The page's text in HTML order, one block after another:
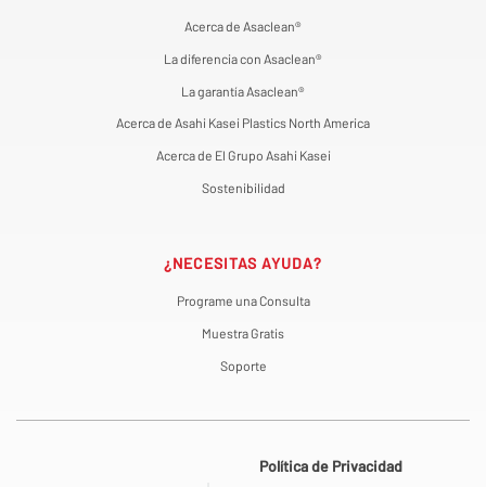
Acerca de Asaclean®
La diferencia con Asaclean®
La garantía Asaclean®
Acerca de Asahi Kasei Plastics North America
Acerca de El Grupo Asahi Kasei
Sostenibilidad
¿NECESITAS AYUDA?
Programe una Consulta
Muestra Gratis
Soporte
Política de Privacidad